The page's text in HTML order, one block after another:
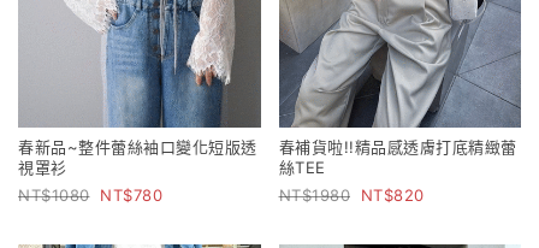
春新品~整件蕾絲袖口變化短版透
視罩衫
1080
780
春補貨啦!!精品感透膚打底精緻蕾
絲TEE
1980
820